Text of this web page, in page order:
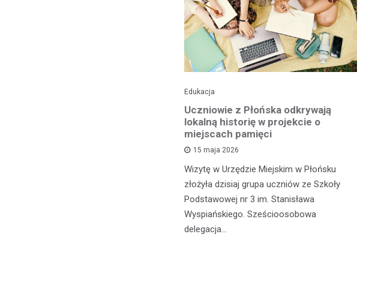
Edukacja
Uczniowie z Płońska odkrywają
lokalną historię w projekcie o
miejscach pamięci
15 maja 2026
Wizytę w Urzędzie Miejskim w Płońsku
złożyła dzisiaj grupa uczniów ze Szkoły
Podstawowej nr 3 im. Stanisława
Wyspiańskiego. Sześcioosobowa
delegacja…